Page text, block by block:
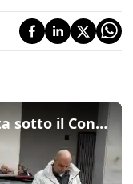
Piano emergenze, la protesta sotto il Consiglio Fvg